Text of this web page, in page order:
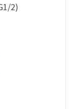
2)